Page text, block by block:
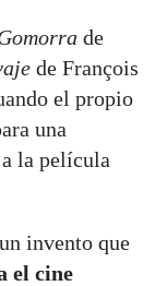
de
de François
el propio
una
la película
invento que
el cine